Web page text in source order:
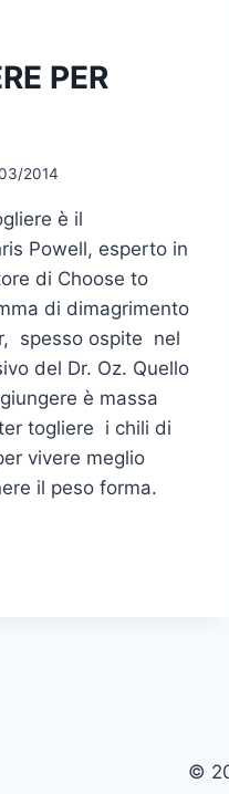
PER
2014
è il
Powell, esperto in
di Choose to
di dimagrimento
spesso ospite nel
del Dr. Oz. Quello
è massa
togliere i chili di
vivere meglio
il peso forma.
©